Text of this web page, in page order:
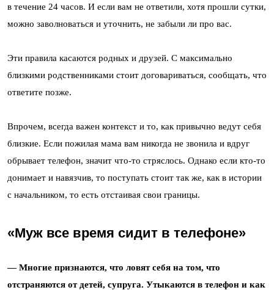
в течение 24 часов. И если вам не ответили, хотя прошли сутки,
можно заволноваться и уточнить, не забыли ли про вас.
Эти правила касаются родных и друзей. С максимально
близкими родственниками стоит договариваться, сообщать, что
ответите позже.
Впрочем, всегда важен контекст и то, как привычно ведут себя
близкие. Если пожилая мама вам никогда не звонила и вдруг
обрывает телефон, значит что-то стряслось. Однако если кто-то
донимает и навязчив, то поступать стоит так же, как в истории
с начальником, то есть отстаивая свои границы.
«Муж все время сидит в телефоне»
— Многие признаются, что ловят себя на том, что
отстраняются от детей, супруга. Утыкаются в телефон и как